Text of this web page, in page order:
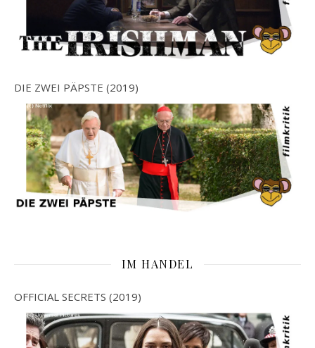
DIE ZWEI PÄPSTE (2019)
IM HANDEL
OFFICIAL SECRETS (2019)